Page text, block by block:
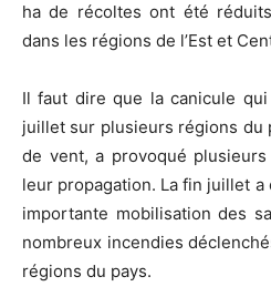
ha de récoltes ont été
dans les régions de l’Est et
Il faut dire que la canicule
juillet sur plusieurs régions du
de vent, a provoqué
leur propagation. La fin juillet
importante mobilisation des
nombreux incendies
régions du pays.